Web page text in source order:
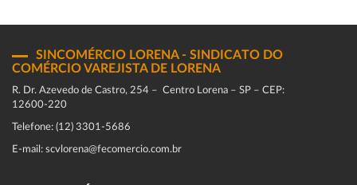
SINCOMÉRCIO LORENA - SINDICATO DO
COMÉRCIO VAREJISTA DE LORENA
R. Dr. Azevedo de Castro, 254 – Centro Lorena – SP – CEP:
12600-220
Telefone: (12) 3301-5686
E-mail: scvlorena@fecomercio.com.br